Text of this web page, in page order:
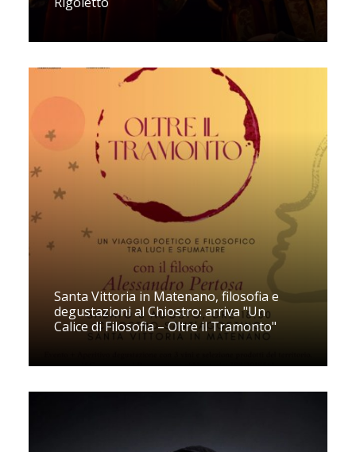
Santa Vittoria in Matenano, filosofia e
degustazioni al Chiostro: arriva "Un
Calice di Filosofia – Oltre il Tramonto"